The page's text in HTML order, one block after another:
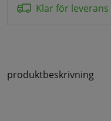
Klar för leverans
produktbeskrivning